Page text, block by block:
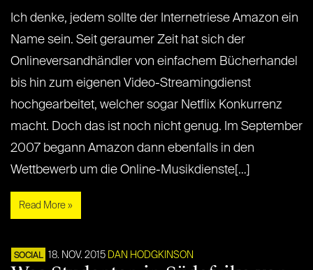
Ich denke, jedem sollte der Internetriese Amazon ein
Name sein. Seit geraumer Zeit hat sich der
Onlineversandhändler von einfachem Bücherhandel
bis hin zum eigenen Video-Streamingdienst
hochgearbeitet, welcher sogar Netflix Konkurrenz
macht. Doch das ist noch nicht genug. Im September
2007 begann Amazon dann ebenfalls in den
Wettbewerb um die Online-Musikdienste[…]
Read More »
SOCIAL 18. NOV. 2015 DAN HODGKINSON